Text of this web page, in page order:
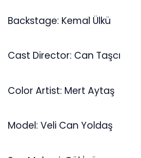
Backstage: Kemal Ülkü
Cast Director: Can Taşcı
Color Artist: Mert Aytaş
Model: Veli Can Yoldaş